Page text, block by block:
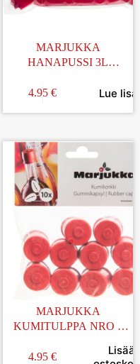
MARJUKKA
HANAPUSSI 3L
4.95 € Lue
MARJUKKA
KUMITULPPA NRO 3
4.95 €
Lisää